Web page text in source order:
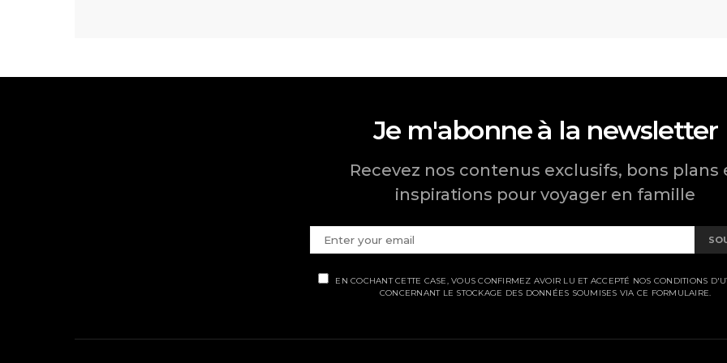
Je m'abonne à la newsletter
Recevez nos contenus exclusifs, bons plans
inspirations pour voyager en famille
EN COCHANT CETTE CASE, VOUS CONFIRMEZ AVOIR LU ET ACCEPTÉ NOS CONDITIONS
CONCERNANT LE STOCKAGE DES DONNÉES SOUMISES VIA CE FORMULAIRE.